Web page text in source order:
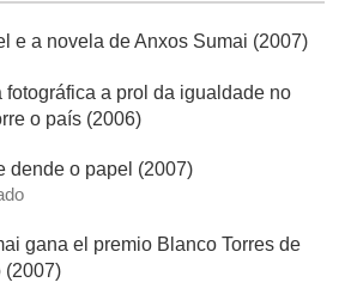
e a novela de Anxos Sumai (2007)
fotográfica a prol da igualdade no
o país (2006)
dende o papel (2007)
gana el premio Blanco Torres de
(2007)